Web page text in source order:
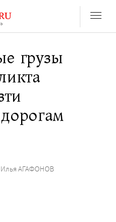
грузы
Илья АГАФОНОВ